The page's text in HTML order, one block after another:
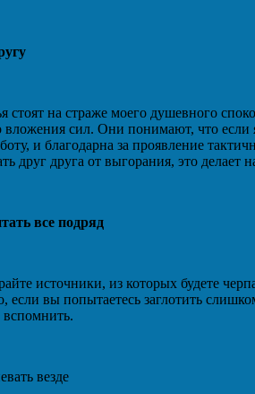
стоят на страже моего душевного
сил. Они понимают, что если
и благодарна за проявление
друг друга от выгорания, это делает
все подряд
источники, из которых будете
если вы попытаетесь заглотить
везде